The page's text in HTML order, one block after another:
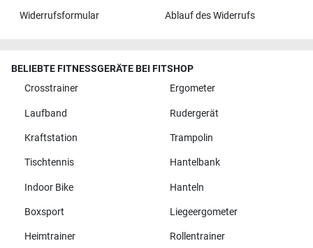
Widerrufsformular Ablauf des Widerrufs
BELIEBTE FITNESSGERÄTE BEI FITSHOP
Crosstrainer
Ergometer
Laufband Rudergerät
Kraftstation Trampolin
Tischtennis Hantelbank
Indoor Bike Hanteln
Boxsport Liegeergometer
Heimtrainer Rollentrainer